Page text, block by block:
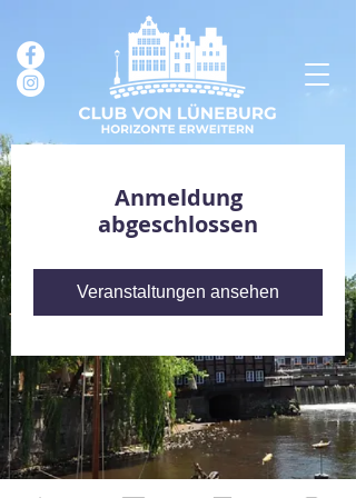
Anmeldung
abgeschlossen
Veranstaltungen ansehen